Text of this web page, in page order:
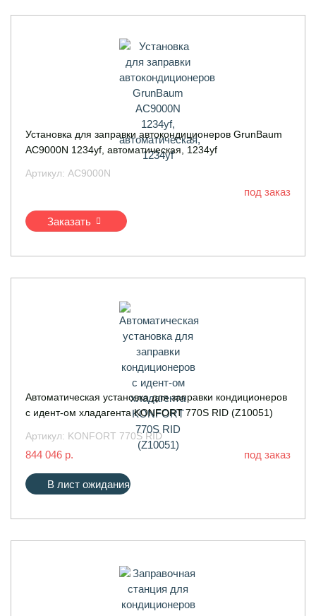
Установка для заправки автокондиционеров GrunBaum
AC9000N 1234yf, автоматическая, 1234yf
Артикул: AC9000N
под заказ
Заказать
Автоматическая установка для заправки кондиционеров
с идент-ом хладагента KONFORT 770S RID (Z10051)
Артикул: KONFORT 770S RID
844 046 р. под заказ
В лист ожидания